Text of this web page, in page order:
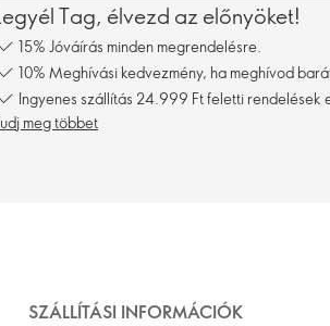
Tag, élvezd az előnyöket!
15% Jóváírás minden megrendelésre.
10% Meghívási kedvezmény, ha meghívod
Ingyenes szállítás 24.999 Ft feletti rendelések
meg többet
SZÁLLÍTÁSI INFORMÁCIÓK